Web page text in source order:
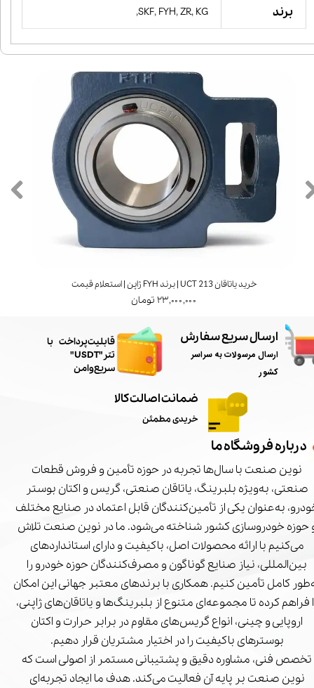
برند SKF, FYH, ZR, KG,
خرید یاتاقان UCT 213 | برند FYH ژاپن | استعلام قیمت
۲۳,۰۰۰,۰۰۰ تومان
ارسال سریع سفارش
ارسال مرسولات به سراسر
کشور
ضمانت اصالت کالا
خریدی مطمئن
درباره فروشگاه ما
نوین صنعت با سال‌ها تجربه در حوزه تأمین و فروش قطعات
صنعتی، به‌ویژه بلبرینگ، یاتاقان صنعتی، گریس و اکتان بوستر
به‌عنوان یکی از تأمین‌کنندگان قابل اعتماد در صنایع مختلف
حوزه خودروسازی کشور شناخته می‌شود. ما در نوین صنعت تلاش
می‌کنیم با ارائه محصولات اصل، باکیفیت و دارای استانداردهای
بین‌المللی، نیاز صنایع گوناگون و مصرف‌کنندگان حوزه خودرو را
کامل تأمین کنیم. همکاری با برندهای معتبر جهانی این امکان
فراهم کرده تا مجموعه‌ای متنوع از بلبرینگ‌ها و یاتاقان‌های ژاپنی،
اروپایی و چینی، انواع گریس‌های مقاوم در برابر حرارت و اکتان
بوسترهای باکیفیت را در اختیار مشتریان قرار دهیم.
تخصص فنی، مشاوره دقیق و پشتیبانی مستمر از اصولی است که
نوین صنعت بر پایه آن فعالیت می‌کند. هدف ما ایجاد تجربه‌ای
​قابلیت پرداخت با
تتر"USDT"
سریع و امن